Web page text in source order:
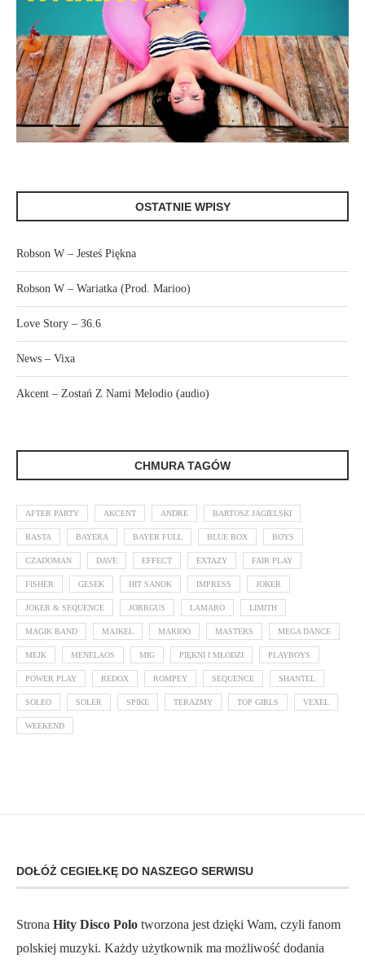
OSTATNIE WPISY
Robson W – Jesteś Piękna
Robson W – Wariatka (Prod. Marioo)
Love Story – 36.6
News – Vixa
Akcent – Zostań Z Nami Melodio (audio)
CHMURA TAGÓW
AFTER PARTY AKCENT ANDRE BARTOSZ JAGIELSKI
BASTA BAYERA BAYER FULL BLUE BOX BOYS
CZADOMAN DAVE EFFECT EXTAZY FAIR PLAY
FISHER GESEK HIT SANOK IMPRESS JOKER
JOKER & SEQUENCE JORRGUS LAMARO LIMITH
MAGIK BAND MAJKEL MARIOO MASTERS MEGA DANCE
MEJK MENELAOS MIG PIĘKNI I MŁODZI PLAYBOYS
POWER PLAY REDOX ROMPEY SEQUENCE SHANTEL
SOLEO SOLER SPIKE TERAZMY TOP GIRLS VEXEL
WEEKEND
DOŁÓŻ CEGIEŁKĘ DO NASZEGO SERWISU
Strona Hity Disco Polo tworzona jest dzięki Wam, czyli fanom
polskiej muzyki. Każdy użytkownik ma możliwość dodania